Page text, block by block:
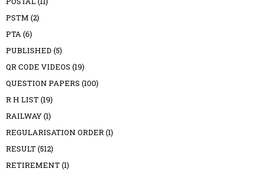
PSTM (2)
PTA(6)
PUBLISHED (5)
QR CODE VIDEOS (19)
QUESTION PAPERS (100)
R H LIST(19)
RAILWAY(1)
REGULARISATION ORDER(1)
RESULT(512)
RETIREMENT(1)